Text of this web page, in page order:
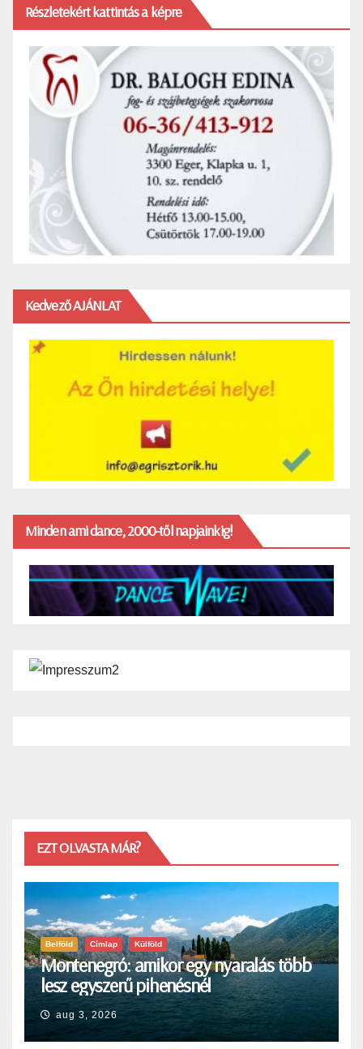
Részletekért kattintás a képre
Kedvező AJÁNLAT
Minden ami dance, 2000-től napjainkig!
EZT OLVASTA MÁR?
Belföld Címlap Külföld
Montenegró: amikor egy nyaralás több
lesz egyszerű pihenésnél
aug 3, 2026